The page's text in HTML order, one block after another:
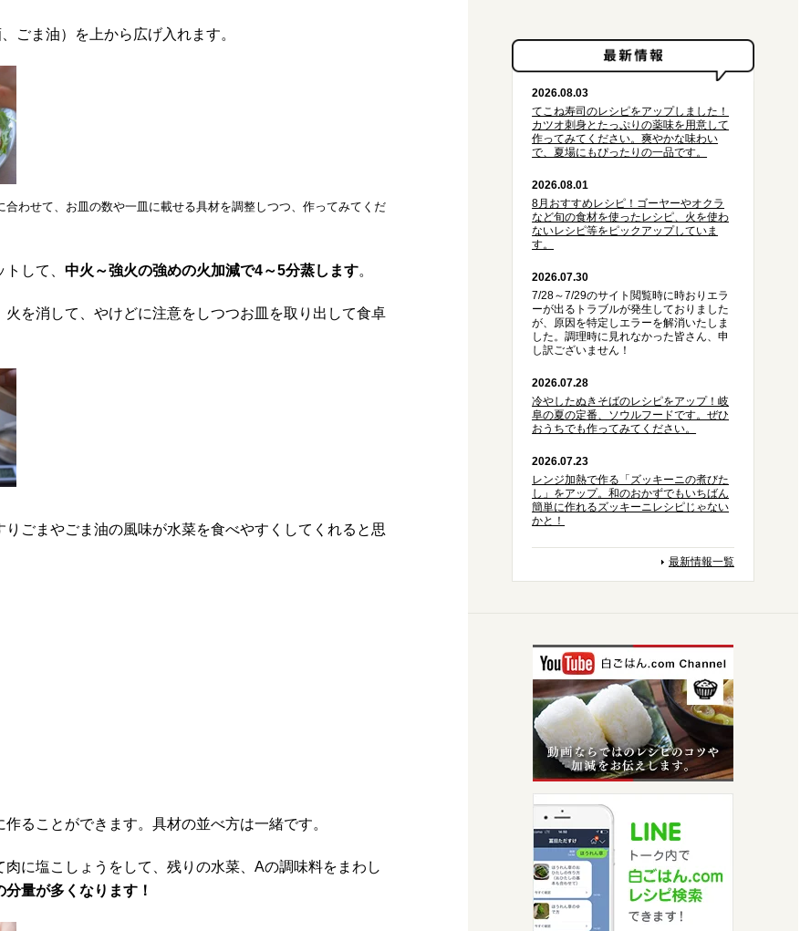
ごま油）を上から広げ入れます。
わせて、お皿の数や一皿に載せる具材を調整しつつ、作ってみてくだ
して、 中火～強火の強めの火加減で4～5分蒸します。
を消して、やけどに注意をしつつお皿を取り出して食卓
ごまやごま油の風味が水菜を食べやすくしてくれると思
ることができます。具材の並べ方は一緒です。
に塩こしょうをして、残りの水菜、Aの調味料をまわし
量が多くなります！
2026.08.03
てこね寿司のレシピをアップしました！
カツオ刺身とたっぷりの薬味を用意して
作ってみてください。爽やかな味わい
で、夏場にもぴったりの一品です。
2026.08.01
8月おすすめレシピ！ゴーヤーやオクラ
など旬の食材を使ったレシピ、火を使わ
ないレシピ等をピックアップしていま
す。
2026.07.30
7/28～7/29のサイト閲覧時に時おりエラ
ーが出るトラブルが発生しておりました
が、原因を特定しエラーを解消いたしま
した。調理時に見れなかった皆さん、申
し訳ございません！
2026.07.28
冷やしたぬきそばのレシピをアップ！岐
阜の夏の定番、ソウルフードです。ぜひ
おうちでも作ってみてください。
2026.07.23
レンジ加熱で作る「ズッキーニの煮びた
し」をアップ。和のおかずでもいちばん
簡単に作れるズッキーニレシピじゃない
かと！
最新情報一覧